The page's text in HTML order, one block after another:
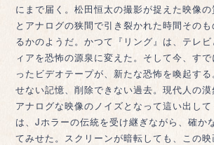
にまで届く。松田恒太の撮影が捉えた映像
とアナログの狭間で引き裂かれた時間その
るかのようだ。かつて『リング』は、テレ
ィアを恐怖の源泉に変えた。そして今、す
ったビデオテープが、新たな恐怖を喚起す
せない記憶、削除できない過去。現代人の漠
アナログな映像のノイズとなって這い出し
は、Jホラーの伝統を受け継ぎながら、確か
てみせた。スクリーンが暗転しても、この